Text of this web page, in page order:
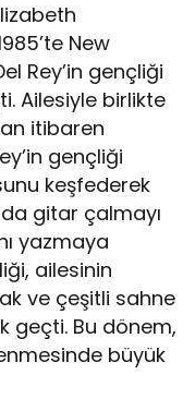
New
Rey’in gençliği
Ailesiyle birlikte
itibaren
gençliği
keşfederek
gitar çalmayı
yazmaya
ailesinin
ve çeşitli sahne
geçti. Bu dönem,
büyük